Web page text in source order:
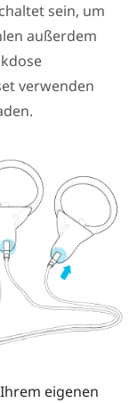
sein, um
außerdem
verwenden
eigenen